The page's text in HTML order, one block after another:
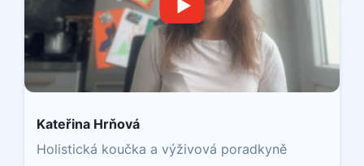
Kateřina Hrňová
Holistická koučka a výživová poradkyně